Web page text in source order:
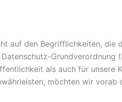
auf den Begrifflichkeiten, die
Grundverordnung
als auch für unsere
möchten wir vorab